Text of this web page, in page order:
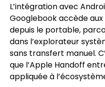
L’intégration avec
Googlebook accède
depuis le portable,
dans l’explorateur
sans transfert manuel.
que l’Apple Handoff
appliquée à